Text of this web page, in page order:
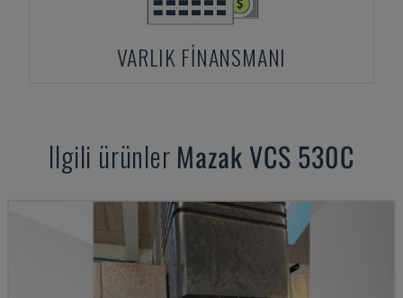
VARLIK FINANSMANI
Ilgili ürünler Mazak VCS 530C